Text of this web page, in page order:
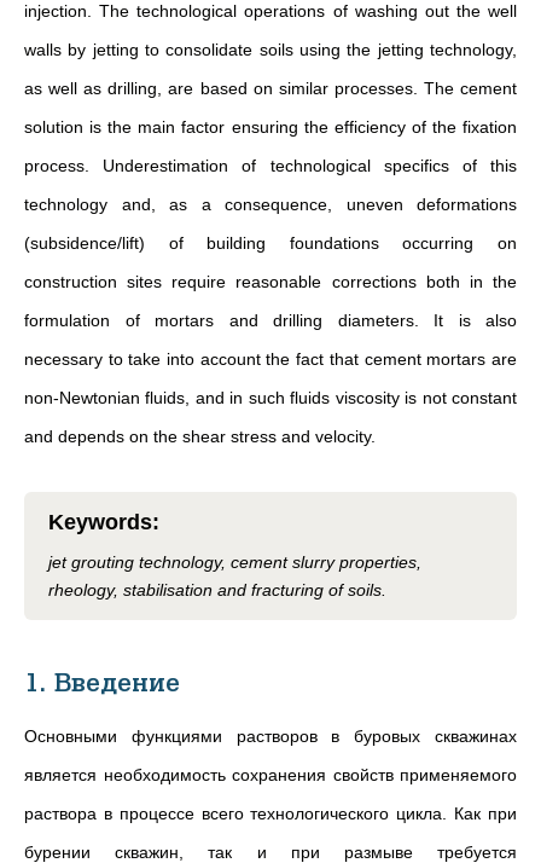
injection. The technological operations of washing out the well
walls by jetting to consolidate soils using the jetting technology,
as well as drilling, are based on similar processes. The cement
solution is the main factor ensuring the efficiency of the fixation
process. Underestimation of technological specifics of this
technology and, as a consequence, uneven deformations
(subsidence/lift) of building foundations occurring on
construction sites require reasonable corrections both in the
formulation of mortars and drilling diameters. It is also
necessary to take into account the fact that cement mortars are
non-Newtonian fluids, and in such fluids viscosity is not constant
and depends on the shear stress and velocity.
Keywords:
jet grouting technology, cement slurry properties,
rheology, stabilisation and fracturing of soils.
1. Введение
Основными функциями растворов в буровых скважинах
является необходимость сохранения свойств применяемого
раствора в процессе всего технологического цикла. Как при
бурении скважин, так и при размыве требуется